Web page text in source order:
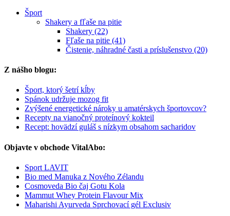
Šport
Shakery a fľaše na pitie
Shakery (22)
Fľaše na pitie (41)
Čistenie, náhradné časti a príslušenstvo (20)
Z nášho blogu:
Šport, ktorý šetrí kĺby
Spánok udržuje mozog fit
Zvýšené energetické nároky u amatérskych športovcov?
Recepty na vianočný proteínový kokteil
Recept: hovädzí guláš s nízkym obsahom sacharidov
Objavte v obchode VitalAbo:
Sport LAVIT
Bio med Manuka z Nového Zélandu
Cosmoveda Bio čaj Gotu Kola
Mammut Whey Protein Flavour Mix
Maharishi Ayurveda Sprchovací gél Exclusiv